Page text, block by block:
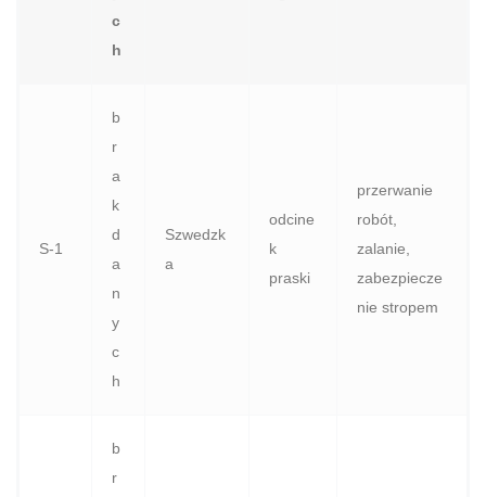
c
h
S‑1
b
r
a
k
d
a
n
y
c
h
Szwedzk
a
odcine
k
praski
przerwanie
robót,
zalanie,
zabezpiecze
nie stropem
b
r